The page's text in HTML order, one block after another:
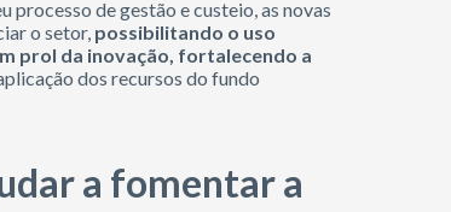
processo de gestão e custeio, as novas
o setor, possibilitando o uso
prol da inovação, fortalecendo a
dos recursos do fundo
a fomentar a